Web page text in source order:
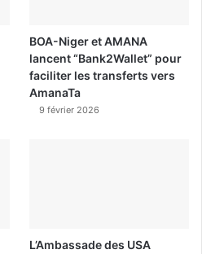
BOA-Niger et AMANA
lancent “Bank2Wallet” pour
faciliter les transferts vers
AmanaTa
9 février 2026
L’Ambassade des USA